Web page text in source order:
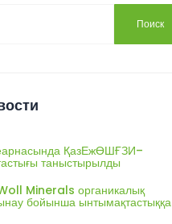
ҚазЕжӨШҒЗИ–
таныстырылды
Minerals органикалық
бойынша ынтымақтастыққа